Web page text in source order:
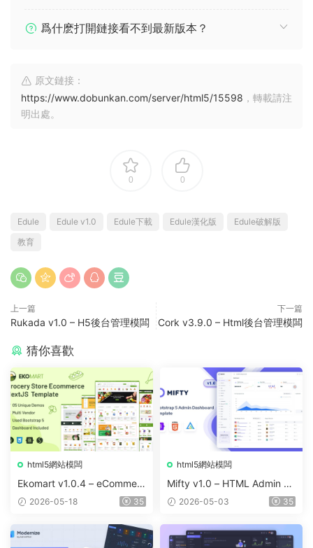
爲什麽打開鏈接看不到最新版本？
原文鏈接：
https://www.dobunkan.com/server/html5/15598 ，轉載請注
明出處。
0 0
Edule Edule v1.0 Edule下載 Edule漢化版
Edule破解版
教育
上一篇
Rukada v1.0 – H5後台管理模闆
下一篇
Cork v3.9.0 – Html後台管理模闆
猜你喜歡
html5網站模闆
Ekomart v1.0.4 – eCommerc
e React NextJS Template +
2026-05-18 35
html5網站模闆
Mifty v1.0 – HTML Admin &
Dashboard Template
2026-05-03 35